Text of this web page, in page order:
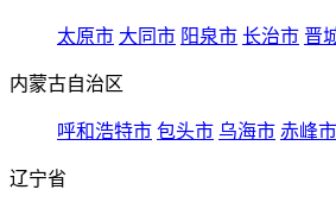
太原市 大同市 阳泉市 长治市 晋
内蒙古自治区
呼和浩特市 包头市 乌海市 赤峰市
辽宁省